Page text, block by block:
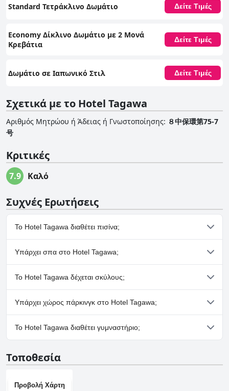
Standard Τετράκλινο Δωμάτιο Δείτε Τιμές
Economy Δίκλινο Δωμάτιο με 2 Μονά
Κρεβάτια
Δείτε Τιμές
Δωμάτιο σε Ιαπωνικό Στιλ Δείτε Τιμές
Σχετικά με το Hotel Tagawa
Αριθμός Μητρώου ή Άδειας ή Γνωστοποίησης: ８中保環第75-7
号
Κριτικές
7.9 Καλό
Συχνές Ερωτήσεις
Το Hotel Tagawa διαθέτει πισίνα;
Όχι, το Hotel Tagawa δεν διαθέτει πισίνα.
Υπάρχει σπα στο Hotel Tagawa;
Όχι, το Hotel Tagawa δεν διαθέτει σπα.
Το Hotel Tagawa δέχεται σκύλους;
Όχι, το Hotel Tagawa δεν δέχεται σκύλους.
Υπάρχει χώρος πάρκινγκ στο Hotel Tagawa;
Ναι, υπάρχουν εγκαταστάσεις πάρκινγκ στο Hotel Tagawa.
Το Hotel Tagawa διαθέτει γυμναστήριο;
Τοποθεσία
Προβολή Χάρτη